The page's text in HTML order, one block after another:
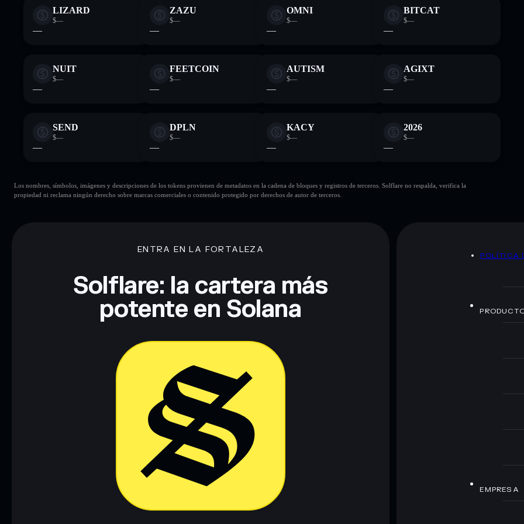
LIZARD
$—
—
ZAZU
$—
—
OMNI
$—
—
BITCAT
$—
—
NUIT
$—
—
FEETCOIN
$—
—
AUTISM
$—
—
AGIXT
$—
—
SEND
$—
—
DPLN
$—
—
KACY
$—
—
2026
$—
—
Los nombres, símbolos, imágenes y descripciones de los tokens provienen de metadatos en la cadena de bloques y registros de terceros. Solflare no respalda, verifica la
propiedad ni reclama ningún derecho sobre marcas comerciales o contenido protegido por derechos de autor de terceros.
ENTRA EN LA FORTALEZA
Solflare: la cartera más
potente en Solana
POLÍTICA
EMPRESA